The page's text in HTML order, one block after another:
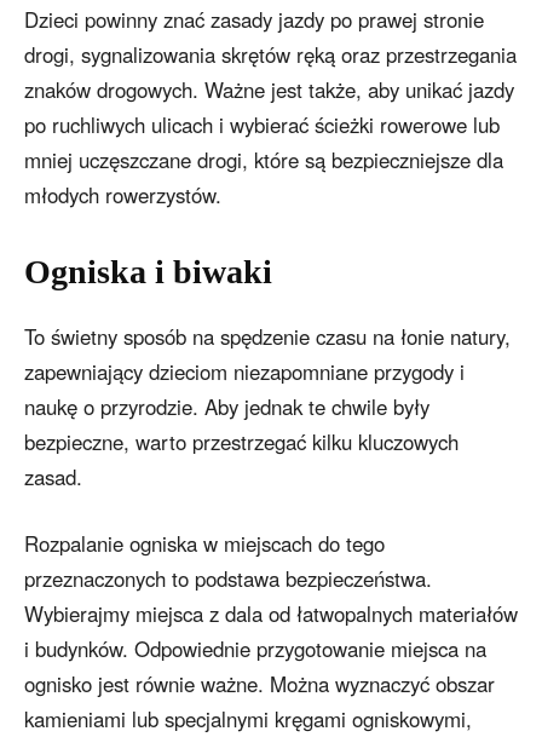
Dzieci powinny znać zasady jazdy po prawej stronie
drogi, sygnalizowania skrętów ręką oraz przestrzegania
znaków drogowych. Ważne jest także, aby unikać jazdy
po ruchliwych ulicach i wybierać ścieżki rowerowe lub
mniej uczęszczane drogi, które są bezpieczniejsze dla
młodych rowerzystów.
Ogniska i biwaki
To świetny sposób na spędzenie czasu na łonie natury,
zapewniający dzieciom niezapomniane przygody i
naukę o przyrodzie. Aby jednak te chwile były
bezpieczne, warto przestrzegać kilku kluczowych
zasad.
Rozpalanie ogniska w miejscach do tego
przeznaczonych to podstawa bezpieczeństwa.
Wybierajmy miejsca z dala od łatwopalnych materiałów
i budynków. Odpowiednie przygotowanie miejsca na
ognisko jest równie ważne. Można wyznaczyć obszar
kamieniami lub specjalnymi kręgami ogniskowymi,